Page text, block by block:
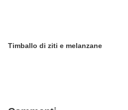
Timballo di ziti e melanzane